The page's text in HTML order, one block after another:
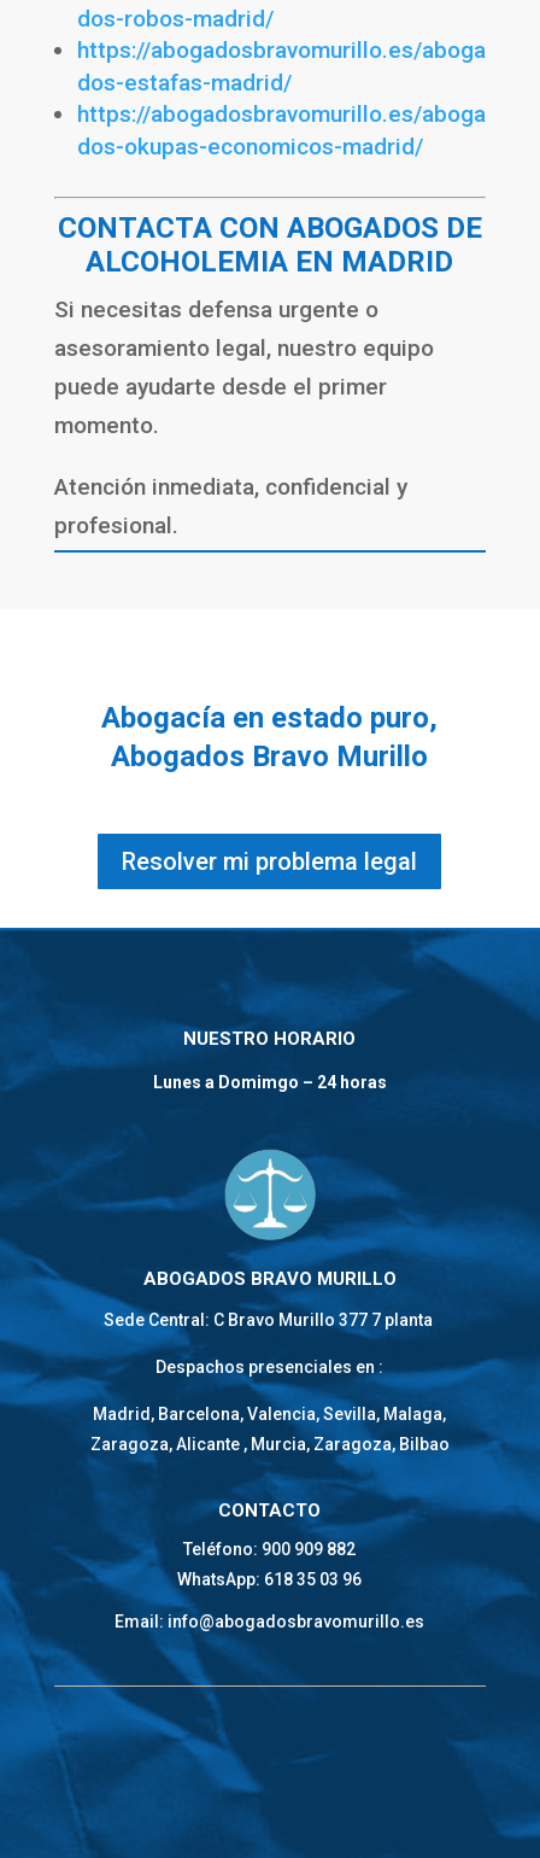
dos-robos-madrid/
https://abogadosbravomurillo.es/aboga
dos-estafas-madrid/
https://abogadosbravomurillo.es/aboga
dos-okupas-economicos-madrid/
CONTACTA CON ABOGADOS DE
ALCOHOLEMIA EN MADRID
Si necesitas defensa urgente o
asesoramiento legal, nuestro equipo
puede ayudarte desde el primer
momento.
Atención inmediata, confidencial y
profesional.
Abogacía en estado puro,
Abogados Bravo Murillo
Resolver mi problema legal
NUESTRO HORARIO
Lunes a Domimgo – 24 horas
ABOGADOS BRAVO MURILLO
Sede Central: C Bravo Murillo 377 7 planta
Despachos presenciales en :
Madrid, Barcelona, Valencia, Sevilla, Malaga,
Zaragoza, Alicante , Murcia, Zaragoza, Bilbao
CONTACTO
Teléfono: 900 909 882
WhatsApp: 618 35 03 96
Email: info@abogadosbravomurillo.es